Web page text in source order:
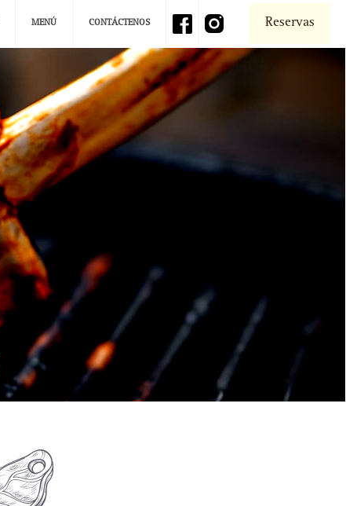
MENÚ CONTÁCTENOS Reservas